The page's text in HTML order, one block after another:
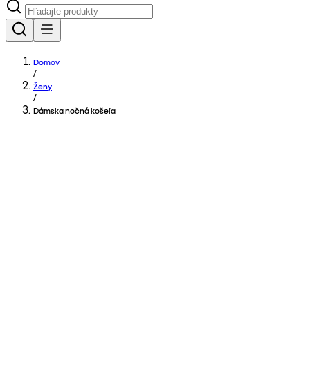
Domov
/
Ženy
/
Dámska nočná košeľa